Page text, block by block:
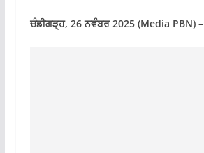
ਚੰਡੀਗੜ੍ਹ, 26 ਨਵੰਬਰ 2025 (Media PBN) –